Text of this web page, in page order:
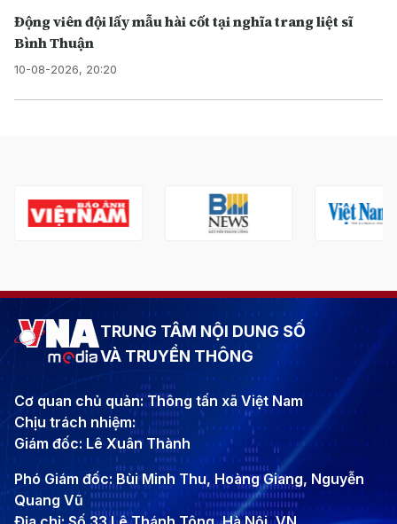
Động viên đội lấy mẫu hài cốt tại nghĩa trang liệt sĩ
Bình Thuận
10-08-2026, 20:20
TRUNG TÂM NỘI DUNG SỐ
VÀ TRUYỀN THÔNG
Cơ quan chủ quản: Thông tấn xã Việt Nam
Chịu trách nhiệm:
Giám đốc: Lê Xuân Thành
Phó Giám đốc: Bùi Minh Thu, Hoàng Giang, Nguyễn
Quang Vũ